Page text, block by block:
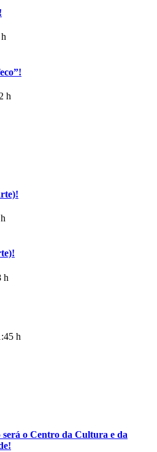
h
h
h
será o Centro da Cultura e da